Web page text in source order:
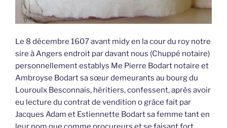
Le 8 décembre 1607 avant midy en la cour du roy notre
sire à Angers endroit par davant nous (Chuppé notaire)
personnellement establys Me Pierre Bodart notaire et
Ambroyse Bodart sa sœur demeurants au bourg du
Louroulx Besconnais, héritiers, confessent, après avoir
eu lecture du contrat de vendition o grâce fait par
Jacques Adam et Estiennette Bodart sa femme tant en